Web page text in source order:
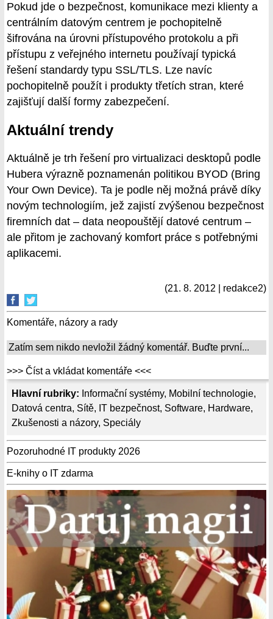
Hlavní rubriky: Informační systémy, Mobilní technologie,
Datová centra, Sítě, IT bezpečnost, Software, Hardware,
Zkušenosti a názory, Speciály
Pozoruhodné IT produkty 2026
E-knihy o IT zdarma
Pokud jde o bezpečnost, komunikace mezi klienty a
centrálním datovým centrem je pochopitelně
šifrována na úrovni přístupového protokolu a při
přístupu z veřejného internetu používají typická
řešení standardy typu SSL/TLS. Lze navíc
pochopitelně použít i produkty třetích stran, které
zajišťují další formy zabezpečení.
Aktuální trendy
Aktuálně je trh řešení pro virtualizaci desktopů podle
Hubera výrazně poznamenán politikou BYOD (Bring
Your Own Device). Ta je podle něj možná právě díky
novým technologiím, jež zajistí zvýšenou bezpečnost
firemních dat – data neopouštějí datové centrum –
ale přitom je zachovaný komfort práce s potřebnými
aplikacemi.
(21. 8. 2012 | redakce2)
Komentáře, názory a rady
Zatím sem nikdo nevložil žádný komentář. Buďte první...
>>> Číst a vkládat komentáře <<<